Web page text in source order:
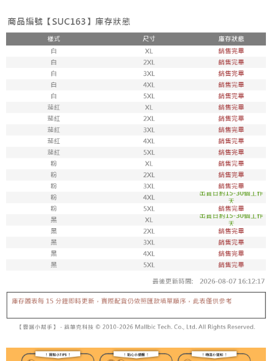
付款後全家取貨
每筆NT$100，滿NT$1,800(含以上)免運費
7-11取貨付款
每筆NT$100，滿NT$1,800(含以上)免運費
付款後711取貨
每筆NT$100，滿NT$1,800(含以上)免運費
每筆NT$150，滿NT$1,800(含以上)免運費